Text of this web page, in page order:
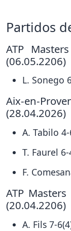
Partidos
ATP
(06.05.2206)
L. Sonego
Aix-en-
(28.04.2026)
A. Tabilo
T. Faurel
F.
ATP
(20.04.2206)
A. Fils 7-